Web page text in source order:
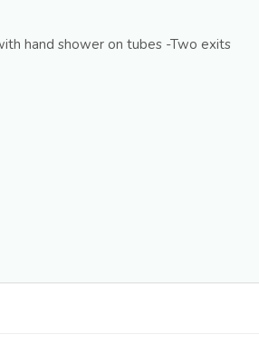
hand shower on tubes -Two exits